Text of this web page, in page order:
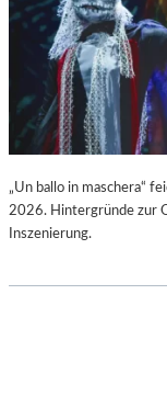
„Un ballo in maschera“
2026. Hintergründe zur
Inszenierung.